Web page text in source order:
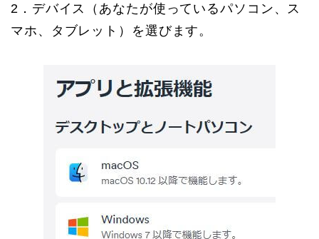
2．デバイス（あなたが使っているパソコン、ス
マホ、タブレット）を選びます。